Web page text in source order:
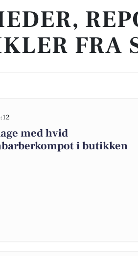
FRA
med hvid
i butikken